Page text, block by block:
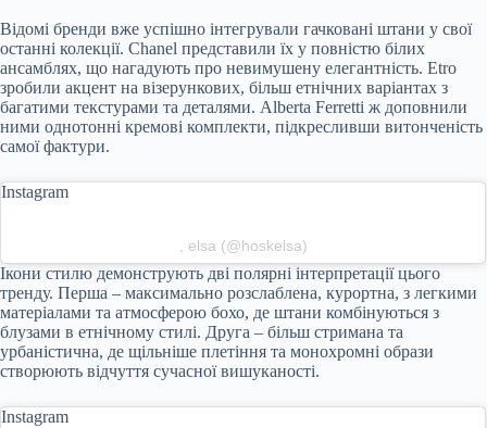
Відомі бренди вже успішно інтегрували гачковані штани у свої
останні колекції. Chanel представили їх у повністю білих
ансамблях, що нагадують про невимушену елегантність. Etro
зробили акцент на візерункових, більш етнічних варіантах з
багатими текстурами та деталями. Alberta Ferretti ж доповнили
ними однотонні кремові комплекти, підкресливши витонченість
самої фактури.
Instagram
, elsa (@hoskelsa)
Ікони стилю демонструють дві полярні інтерпретації цього
тренду. Перша – максимально розслаблена, курортна, з легкими
матеріалами та атмосферою бохо, де штани комбінуються з
блузами в етнічному стилі. Друга – більш стримана та
урбаністична, де щільніше плетіння та монохромні образи
створюють відчуття сучасної вишуканості.
Instagram